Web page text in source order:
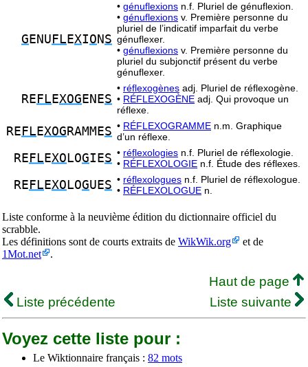
G ENU FL EXIO N S
• génuflexions n.f. Pluriel de génuflexion.
• génuflexions v. Première personne du
pluriel de l’indicatif imparfait du verbe
génuflexer.
• génuflexions v. Première personne du
pluriel du subjonctif présent du verbe
génuflexer.
RE FL EXOG ENES
• réflexogènes adj. Pluriel de réflexogène.
• RÉFLEXOGÈNE adj. Qui provoque un
réflexe.
RE FL EXOG RAMMES • RÉFLEXOGRAMME n.m. Graphique
d’un réflexe.
RE FL EXO LOGIES • réflexologies n.f. Pluriel de réflexologie.
• RÉFLEXOLOGIE n.f. Étude des réflexes.
RE FL EXO LOGUES • réflexologues n.f. Pluriel de réflexologue.
• RÉFLEXOLOGUE n.
Liste conforme à la neuvième édition du dictionnaire officiel du
scrabble.
Les définitions sont de courts extraits de WikWik.org
et de
1Mot.net
.
Haut de page
Liste précédente
Liste suivante
Voyez cette liste pour :
Le Wiktionnaire français : 82 mots